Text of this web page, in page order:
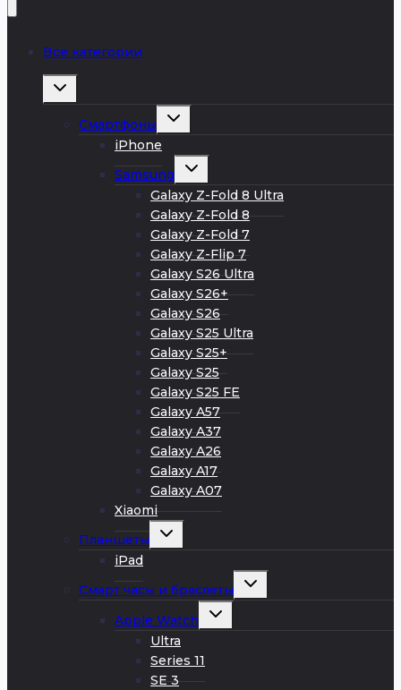
Все категории
Развернуть
Смартфоны
Развернуть
iPhone
Samsung
Развернуть
меню
Galaxy Z-Fold 8 Ultra
Galaxy Z-Fold 8
Galaxy Z-Fold 7
Galaxy Z-Flip 7
Galaxy S26 Ultra
Galaxy S26+
Galaxy S26
Galaxy S25 Ultra
Galaxy S25+
Galaxy S25
Galaxy S25 FE
Galaxy A57
Galaxy A37
Galaxy A26
Galaxy A17
Galaxy A07
Xiaomi
Планшеты
Развернуть
iPad
Смарт часы и браслеты
Развернуть
Apple Watch
Развернуть
Ultra
Series 11
SE 3